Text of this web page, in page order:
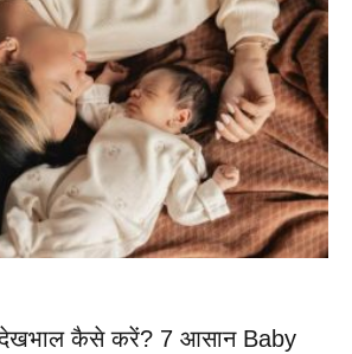
देखभाल कैसे करें? 7 आसान Baby